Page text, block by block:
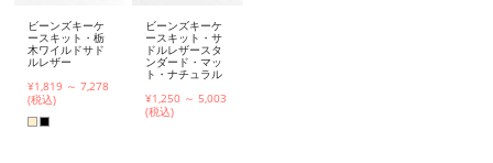
ビーンズキーケ
ースキット・栃
木ワイルドサド
ルレザー
¥1,819 ～ 7,278
(税込)
ビーンズキーケ
ースキット・サ
ドルレザースタ
ンダード・マッ
ト・ナチュラル
¥1,250 ～ 5,003
(税込)